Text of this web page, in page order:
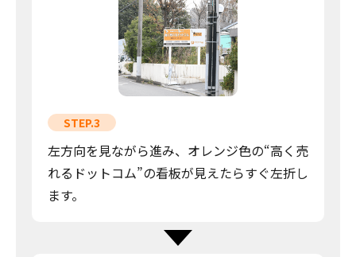
STEP.3
左方向を見ながら進み、オレンジ色の“高く売
れるドットコム”の看板が見えたらすぐ左折し
ます。